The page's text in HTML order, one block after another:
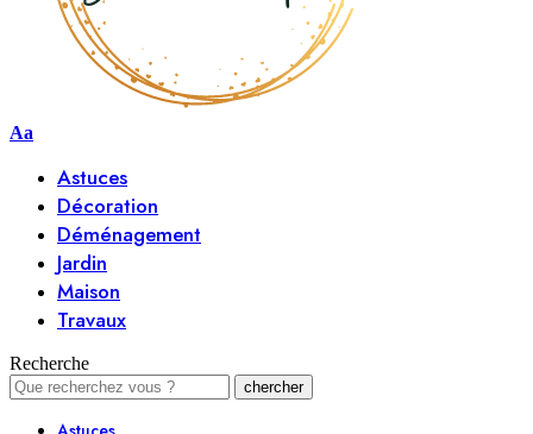
Aa
Astuces
Décoration
Déménagement
Jardin
Maison
Travaux
Recherche